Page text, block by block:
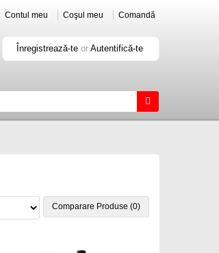
Contul meu Coşul meu Comandă
Înregistrează-te orAutentifică-te
Comparare Produse (0)